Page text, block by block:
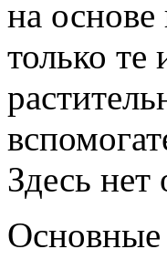
на основе
только
Здесь нет
Основные